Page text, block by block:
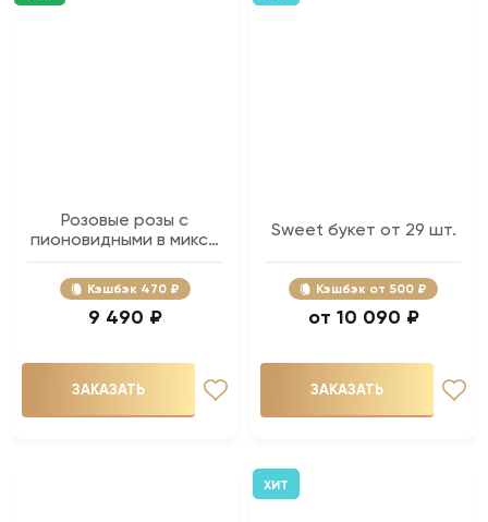
Розовые розы с
пионовидными в миксе
- 15 шт.
Кэшбэк 470 ₽
9 490 ₽
ЗАКАЗАТЬ
Sweet букет от 29 шт.
Кэшбэк 500 ₽
10 090 ₽
ЗАКАЗАТЬ
ХИТ